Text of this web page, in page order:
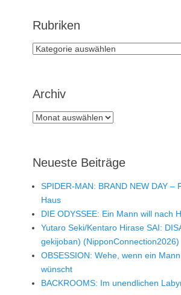
Rubriken
Rubriken
Archiv
Archiv
Neueste Beiträge
SPIDER-MAN: BRAND NEW DAY –
Haus
DIE ODYSSEE: Ein Mann will nach
Yutaro Seki/Kentaro Hirase SAI:
gekijoban) (NipponConnection2026)
OBSESSION: Wehe, wenn ein
wünscht
BACKROOMS: Im unendlichen